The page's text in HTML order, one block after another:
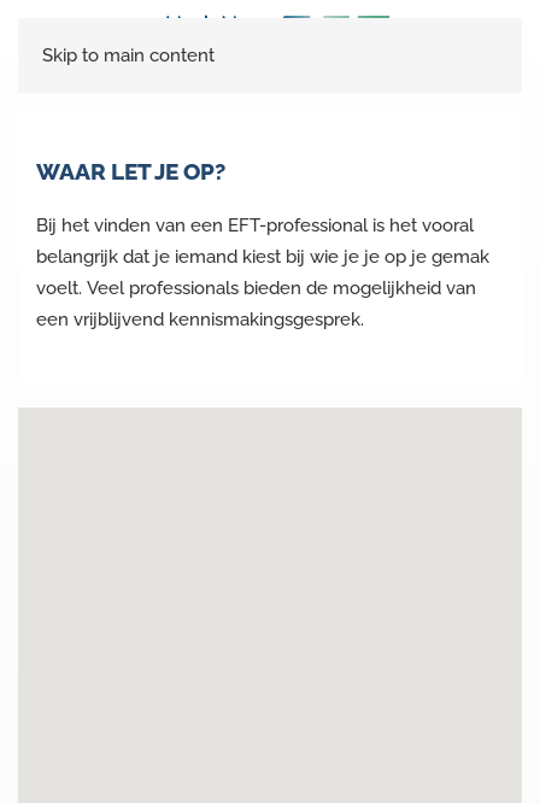
Skip to main content
WAAR LET JE OP?
Bij het vinden van een EFT-professional is het vooral
belangrijk dat je iemand kiest bij wie je je op je gemak
voelt. Veel professionals bieden de mogelijkheid van
een vrijblijvend kennismakingsgesprek.